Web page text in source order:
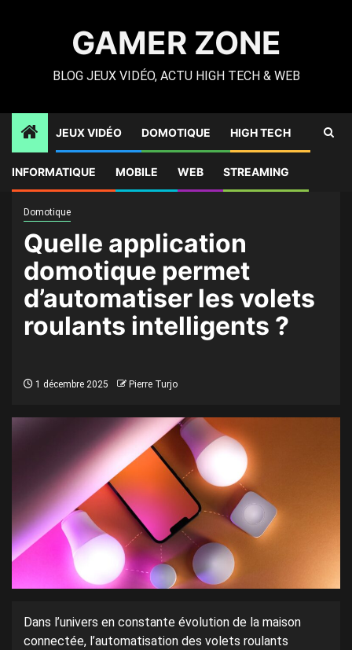
GAMER ZONE
BLOG JEUX VIDÉO, ACTU HIGH TECH & WEB
JEUX VIDÉO DOMOTIQUE HIGH TECH
INFORMATIQUE MOBILE WEB STREAMING
permet d’automatiser les volets roulants intelligents ?
Domotique
Quelle application
domotique permet
d’automatiser les volets
roulants intelligents ?
1 décembre 2025 Pierre Turjo
Dans l’univers en constante évolution de la maison
connectée, l’automatisation des volets roulants